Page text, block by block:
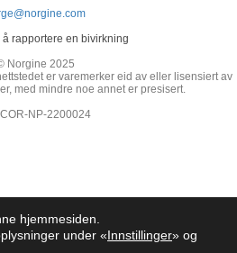
å rapportere en bivirkning
Norgine 2025
er varemerker eid av eller lisensiert av
med mindre noe annet er presisert.
NP-2200024
hjemmesiden.
under «Innstillinger» og